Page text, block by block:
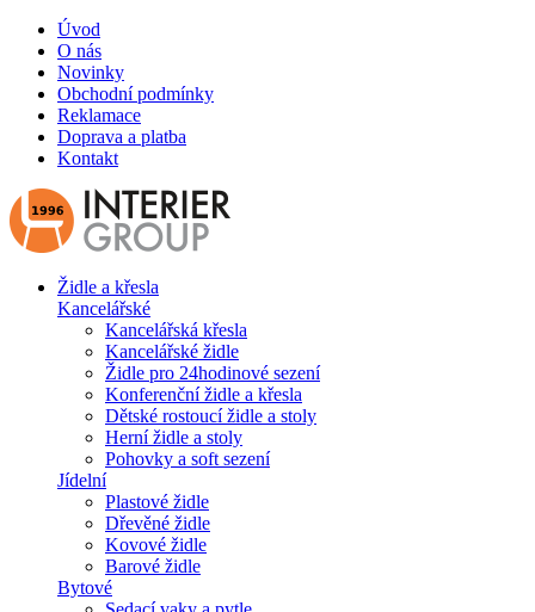
Úvod
O nás
Novinky
Obchodní podmínky
Reklamace
Doprava a platba
Kontakt
Židle a křesla
Kancelářské
Kancelářská křesla
Kancelářské židle
Židle pro 24hodinové sezení
Konferenční židle a křesla
Dětské rostoucí židle a stoly
Herní židle a stoly
Pohovky a soft sezení
Jídelní
Plastové židle
Dřevěné židle
Kovové židle
Barové židle
Bytové